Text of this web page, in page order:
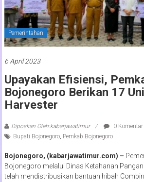
Pemerintahan
6 April 2023
Upayakan Efisiensi,
Bojonegoro Berikan 17
Harvester
Diposkan Oleh:kabarjawatimur
0 Komentar
Bupati Bojonegoro, Pemkab Bojonegoro
Bojonegoro, (kabarjawatimur.com) –
Bojonegoro melalui Dinas Ketahanan
telah mendistribusikan bantuan hibah